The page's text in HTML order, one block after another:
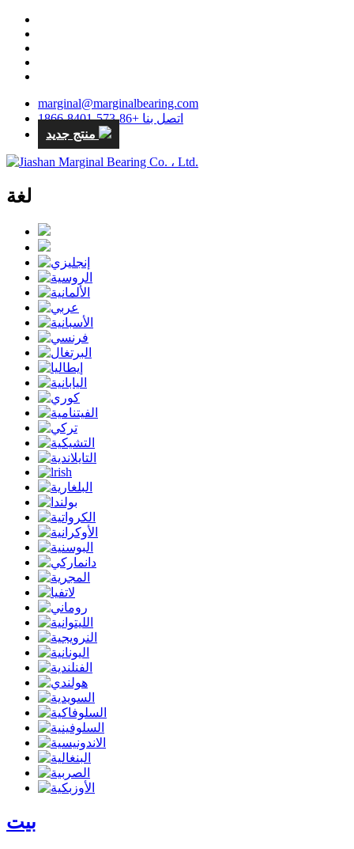
marginal@marginalbearing.com
اتصل بنا +86-573-8401-1866
لغة
بيت